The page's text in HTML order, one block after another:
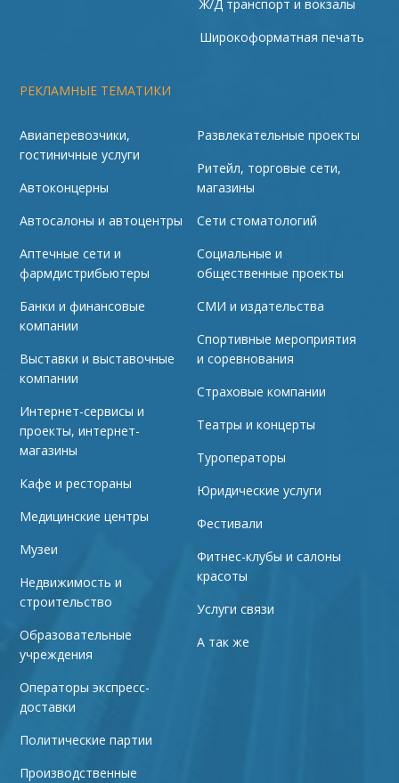
РЕКЛАМНЫЕ ТЕМАТИКИ
Ж/Д транспорт и вокзалы
Широкоформатная печать
Авиаперевозчики,
гостиничные услуги
Автоконцерны
Автосалоны и автоцентры
Аптечные сети и
фармдистрибьютеры
Банки и финансовые
компании
Выставки и выставочные
компании
Интернет-сервисы и
проекты, интернет-
магазины
Кафе и рестораны
Медицинские центры
Музеи
Недвижимость и
строительство
Образовательные
учреждения
Операторы экспресс-
доставки
Политические партии
Производственные
Развлекательные проекты
Ритейл, торговые сети,
магазины
Сети стоматологий
Социальные и
общественные проекты
СМИ и издательства
Спортивные мероприятия
и соревнования
Страховые компании
Театры и концерты
Туроператоры
Юридические услуги
Фестивали
Фитнес-клубы и салоны
красоты
Услуги связи
А так же